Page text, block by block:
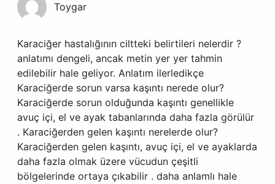
Toygar
Karaciğer hastalığının ciltteki belirtileri nelerdir ?
anlatımı dengeli, ancak metin yer yer tahmin
edilebilir hale geliyor. Anlatım ilerledikçe
Karaciğerde sorun varsa kaşıntı nerede olur?
Karaciğerde sorun olduğunda kaşıntı genellikle
avuç içi, el ve ayak tabanlarında daha fazla görülür
. Karaciğerden gelen kaşıntı nerelerde olur?
Karaciğerden gelen kaşıntı, avuç içi, el ve ayaklarda
daha fazla olmak üzere vücudun çeşitli
bölgelerinde ortaya çıkabilir . daha anlamlı hale